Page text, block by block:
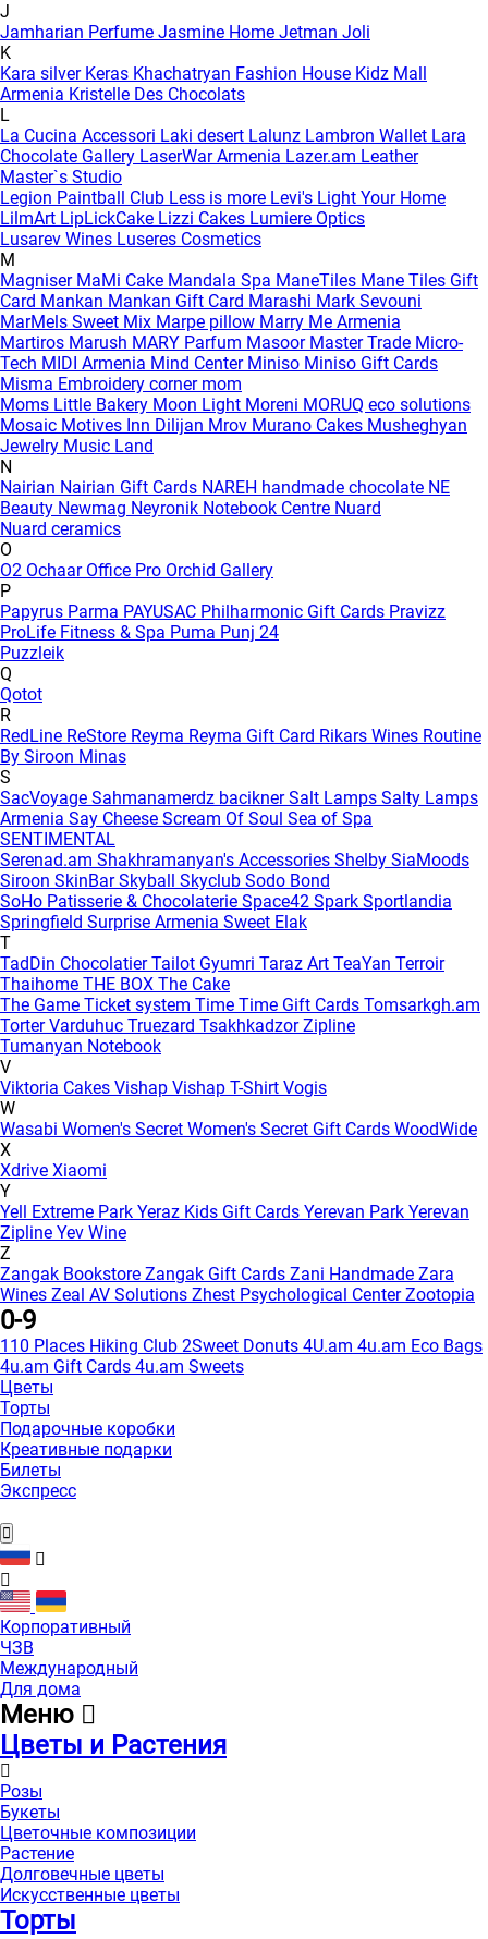
J
Jamharian Perfume Jasmine Home Jetman Joli
K
Kara silver Keras Khachatryan Fashion House Kidz Mall
Armenia Kristelle Des Chocolats
L
La Cucina Accessori Laki desert Lalunz Lambron Wallet Lara
Chocolate Gallery LaserWar Armenia Lazer.am Leather
Master`s Studio
Legion Paintball Club Less is more Levi's Light Your Home
LilmArt LipLickCake Lizzi Cakes Lumiere Optics
Lusarev Wines Luseres Cosmetics
M
Magniser MaMi Cake Mandala Spa ManeTiles Mane Tiles Gift
Card Mankan Mankan Gift Card Marashi Mark Sevouni
MarMels Sweet Mix Marpe pillow Marry Me Armenia
Martiros Marush MARY Parfum Masoor Master Trade Micro-
Tech MIDI Armenia Mind Center Miniso Miniso Gift Cards
Misma Embroidery corner mom
Moms Little Bakery Moon Light Moreni MORUQ eco solutions
Mosaic Motives Inn Dilijan Mrov Murano Cakes Musheghyan
Jewelry Music Land
N
Nairian Nairian Gift Cards NAREH handmade chocolate NE
Beauty Newmag Neyronik Notebook Centre Nuard
Nuard ceramics
O
O2 Ochaar Office Pro Orchid Gallery
P
Papyrus Parma PAYUSAC Philharmonic Gift Cards Pravizz
ProLife Fitness & Spa Puma Punj 24
Puzzleik
Q
Qotot
R
RedLine ReStore Reyma Reyma Gift Card Rikars Wines Routine
By Siroon Minas
S
SacVoyage Sahmanamerdz baciknerSalt Lamps Salty Lamps
Armenia Say Cheese Scream Of Soul Sea of Spa
SENTIMENTAL
Serenad.am Shakhramanyan's Accessories Shelby SiaMoods
Siroon SkinBarSkyball Skyclub Sodo Bond
SoHo Patisserie & Chocolaterie Space42 Spark Sportlandia
Springfield Surprise Armenia Sweet Elak
T
TadDin ChocolatierTailot Gyumri Taraz Art TeaYan Terroir
Thaihome THE BOX The Cake
The Game Ticket system Time Time Gift Cards Tomsarkgh.am
Torter Varduhuc Truezard Tsakhkadzor Zipline
Tumanyan Notebook
V
Viktoria Cakes Vishap Vishap T-Shirt Vogis
W
Wasabi Women's Secret Women's Secret Gift Cards WoodWide
X
Xdrive Xiaomi
Y
Yell Extreme Park Yeraz Kids Gift Cards Yerevan Park Yerevan
Zipline Yev Wine
Z
Zangak Bookstore Zangak Gift Cards Zani Handmade Zara
Wines Zeal AV Solutions Zhest Psychological CenterZootopia
0-9
110 Places Hiking Club 2Sweet Donuts 4U.am 4u.am Eco Bags
4u.am Gift Cards 4u.am Sweets
Цветы
Торты
Подарочные коробки
Креативные подарки
Билеты
Экспресс
Корпоративный
ЧЗВ
Международный
Для дома
Меню
Цветы и Растения
Розы
Букеты
Цветочные композиции
Растение
Долговечные цветы
Искусственные цветы
Торты